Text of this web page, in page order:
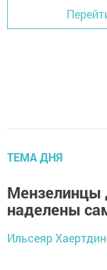
ТЕМА ДНЯ
Мензелинцы
наделены
Ильсеяр